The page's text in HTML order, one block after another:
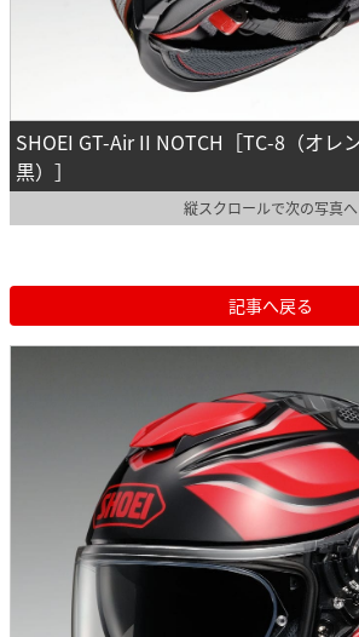
SHOEI GT-Air II NOTCH［TC-8（オレ
黒）］
縦スクロールで次の写真へ
記事へ戻る